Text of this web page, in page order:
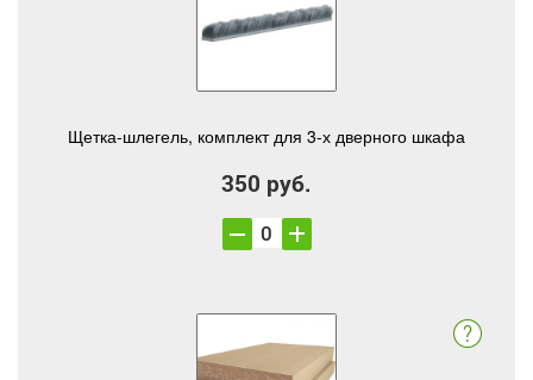
Щетка-шлегель, комплект для 3-х дверного шкафа
350 руб.